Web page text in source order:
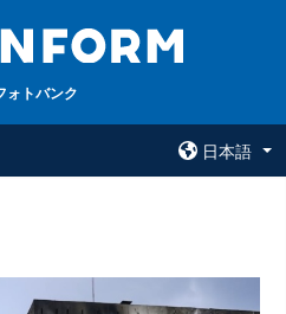
ォトバンク
日本語
ルム